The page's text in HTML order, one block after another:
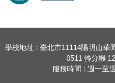
學校地址 : 臺北市11114陽明山華
0511 轉分機
服務時間 : 週一至